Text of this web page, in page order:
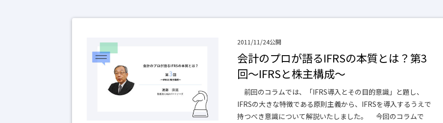
2011/11/24公開
会計のプロが語るIFRSの本質とは？第3
回～IFRSと株主構成～
前回のコラムでは、「IFRS導入とその目的意識」と題し、
IFRSの大きな特徴である原則主義から、IFRSを導入するうえで
持つべき意識について解説いたしました。 今回のコラムで